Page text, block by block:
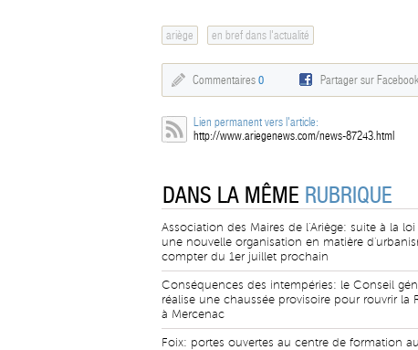
ariège en bref dans l'actualité
Commentaires 0 Partager sur
Lien permanent vers l'article:
http://www.ariegenews.com/news-87243.html
DANS LA MÊME RUBRIQUE
Association des Maires de l'Ariège: suite à la loi
une nouvelle organisation en matière
compter du 1er juillet prochain
Conséquences des intempéries: le Conseil
réalise une chaussée provisoire pour rouvrir la
à Mercenac
Foix: portes ouvertes au centre de formation